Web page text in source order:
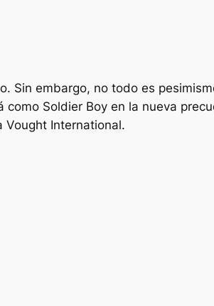
Sin embargo, no todo es
Soldier Boy en la nueva
Vought International.